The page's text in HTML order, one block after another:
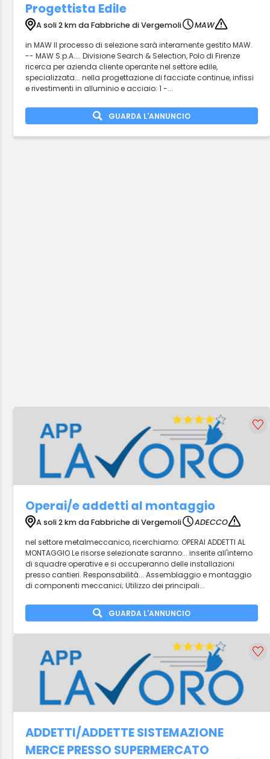
Progettista Edile
A soli 2 km da Fabbriche di Vergemoli
MAW
in MAW Il processo di selezione sarà interamente gestito MAW.
-- MAW S.p.A.... Divisione Search & Selection, Polo di Firenze
ricerca per azienda cliente operante nel settore edile,
specializzata... nella progettazione di facciate continue, infissi
e rivestimenti in alluminio e acciaio: 1 -...
GUARDA L'ANNUNCIO
Operai/e addetti al montaggio
A soli 2 km da Fabbriche di Vergemoli
ADECCO
nel settore metalmeccanico, ricerchiamo: OPERAI ADDETTI AL
MONTAGGIO Le risorse selezionate saranno... inserite all'interno
di squadre operative e si occuperanno delle installazioni
presso cantieri. Responsabilità... Assemblaggio e montaggio
di componenti meccanici; Utilizzo dei principali...
GUARDA L'ANNUNCIO
ADDETTI/ADDETTE SISTEMAZIONE
MERCE PRESSO SUPERMERCATO